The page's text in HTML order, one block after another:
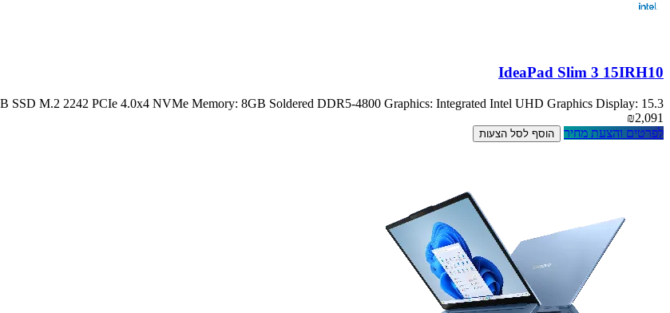
IdeaPad Slim 3 15IRH10
SSD M.2 2242 PCIe 4.0x4 NVMe Memory: 8GB Soldered DDR5-4800 Graphics: Integrated Intel UHD Graphics Display: 15.3
₪2,091
לפרטים והצעת מחיר
הוסף לסל הצעות